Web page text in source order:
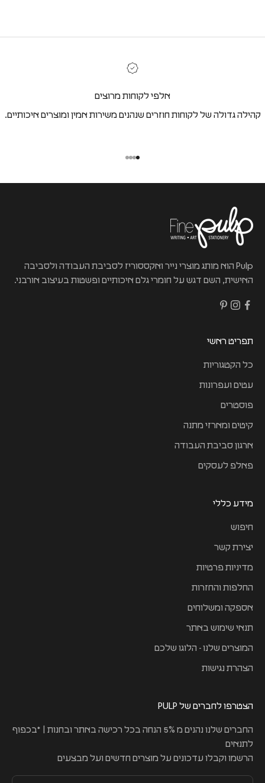
אלפי לקוחות מרוצים
קהילה גדולה של לקוחות חוזרים שנהנים משירות אמין ומוצרים איכותיים.
Pulp הוא מותג מוצרי נייר ואקססוריז לסביבת העבודה ולסביבה
האישית, השם דגש על חומרי גלם איכותיים ופשטות בעיצוב אורבני.
תפריט ראשי
כל הקטגוריות
עטים ועפרונות
פוסטרים
קיטים ומארזי מתנה
ארגון סביבת העבודה
פאלפ לעסקים
מידע כללי
חיפוש
יצירת קשר
מדיניות פרטיות
החלפות והחזרות
אספקה ומשלוחים
תנאי שימוש באתר
המוצרים שלנו - הלוגו שלכם
הצהרת נגישות
הצטרפו לחברים של PULP
החברים שלנו נהנים מ 5% הנחה בכל רכישה באתר ובחנות | *בכפוף
לתנאים
הרשמו וקבלו עדכונים על מוצרים חדשים ועל מבצעים